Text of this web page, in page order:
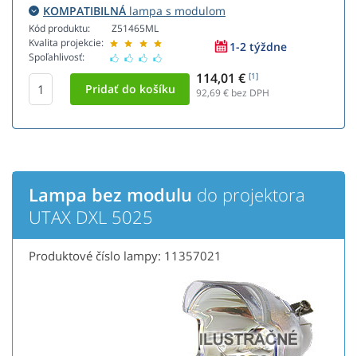
KOMPATIBILNÁ lampa s modulom
Kód produktu:
Kvalita projekcie:
Spoľahlivosť:
Z51465ML
1-2 týždne
114,01 € [1]
92,69€ bez DPH
Lampa bez modulu do projektora
UTAX DXL 5025
Produktové číslo lampy: 11357021